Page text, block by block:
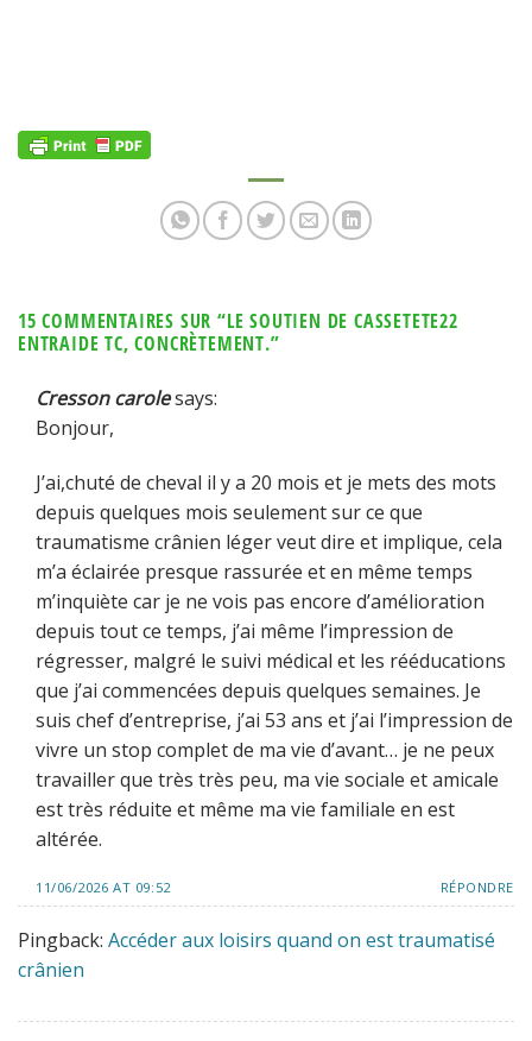
15 COMMENTAIRES SUR “LE SOUTIEN DE CASSETETE22
ENTRAIDE TC, CONCRÈTEMENT.”
Cresson carolesays:
Bonjour,
J’ai,chuté de cheval il y a 20 mois et je mets des mots
depuis quelques mois seulement sur ce que
traumatisme crânien léger veut dire et implique, cela
m’a éclairée presque rassurée et en même temps
m’inquiète car je ne vois pas encore d’amélioration
depuis tout ce temps, j’ai même l’impression de
régresser, malgré le suivi médical et les rééducations
que j’ai commencées depuis quelques semaines. Je
suis chef d’entreprise, j’ai 53 ans et j’ai l’impression de
vivre un stop complet de ma vie d’avant… je ne peux
travailler que très très peu, ma vie sociale et amicale
est très réduite et même ma vie familiale en est
altérée.
11/06/2026 AT 09:52 RÉPONDRE
Pingback: Accéder aux loisirs quand on est traumatisé
crânien